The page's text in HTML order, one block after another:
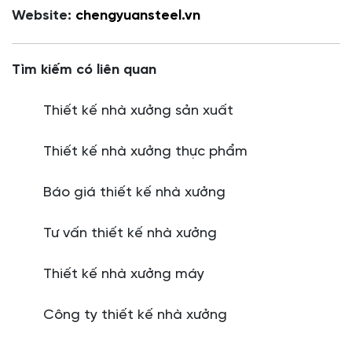
Website: chengyuansteel.vn
Tìm kiếm có liên quan
Thiết kế nhà xưởng sản xuất
Thiết kế nhà xưởng thực phẩm
Báo giá thiết kế nhà xưởng
Tư vấn thiết kế nhà xưởng
Thiết kế nhà xưởng máy
Công ty thiết kế nhà xưởng